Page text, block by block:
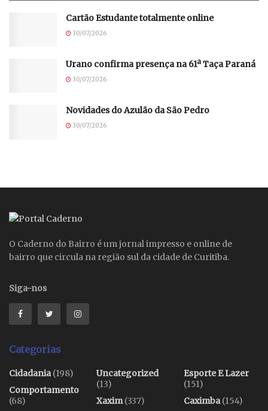
Cartão Estudante totalmente online
30/07/2026
Urano confirma presença na 61ª Taça Paraná
30/07/2026
Novidades do Azulão da São Pedro
30/07/2026
O Caderno do Bairro é um jornal impresso e online de
bairro que circula na região sul da cidade de Curitiba.
Siga-nos
Categorias
Cidadania(198)
Comportamento
(68)
Uncategorized
(13)
Xaxim(337)
Esporte E Lazer
(151)
Caximba(154)